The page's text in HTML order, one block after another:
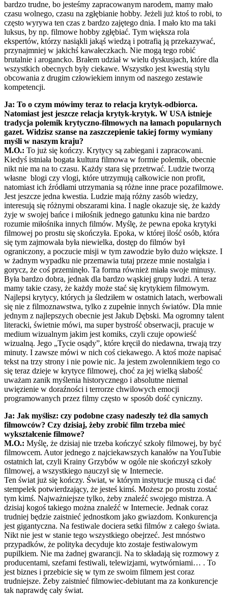
bardzo trudne, bo jesteśmy zapracowanym narodem, mamy mało
czasu wolnego, czasu na zgłębianie hobby. Jeżeli już ktoś to robi, to
często wyrywa ten czas z bardzo zajętego dnia. I mało kto ma taki
luksus, by np. filmowe hobby zgłębiać. Tym większa rola
ekspertów, którzy nasiąkli jakąś wiedzą i potrafią ją przekazywać,
przynajmniej w jakichś kawałeczkach. Nie mogą tego robić
brutalnie i arogancko. Brałem udział w wielu dyskusjach, które dla
wszystkich obecnych były ciekawe. Wszystko jest kwestią stylu
obcowania z drugim człowiekiem innym od naszego zestawie
kompetencji.
Ja: To o czym mówimy teraz to relacja krytyk-odbiorca.
Natomiast jest jeszcze relacja krytyk-krytyk. W USA istnieje
tradycja polemik krytyczno-filmowych na łamach popularnych
gazet. Widzisz szanse na zaszczepienie takiej formy wymiany
myśli w naszym kraju?
M.O.: To już się kończy. Krytycy są zabiegani i zapracowani.
Kiedyś istniała bogata kultura filmowa w formie polemik, obecnie
nikt nie ma na to czasu. Każdy stara się przetrwać. Ludzie tworzą
własne blogi czy vlogi, które utrzymują całkowicie non profit,
natomiast ich źródłami utrzymania są różne inne prace pozafilmowe.
Jest jeszcze jedna kwestia. Ludzie mają różny zasób wiedzy,
interesują się różnymi obszarami kina. I nagle okazuje się, że każdy
żyje w swojej bańce i miłośnik jednego gatunku kina nie bardzo
rozumie miłośnika innych filmów. Myślę, że pewna epoka krytyki
filmowej po prostu się skończyła. Epoka, w której ilość osób, która
się tym zajmowała była niewielka, dostęp do filmów był
ograniczony, a poczucie misji w tym zawodzie było dużo większe. I
w żadnym wypadku nie przemawia tutaj przeze mnie nostalgia i
gorycz, że coś przeminęło. Ta forma również miała swoje minusy.
Była bardzo dobra, jednak dla bardzo wąskiej grupy ludzi. A teraz
mamy takie czasy, że każdy może stać się krytykiem filmowym.
Najlepsi krytycy, których ja śledziłem w ostatnich latach, werbowali
się nie z filmoznawstwa, tylko z zupełnie innych światów. Dla mnie
jednym z najlepszych obecnie jest Jakub Dębski. Ma ogromny talent
literacki, świetnie mówi, ma super bystrość obserwacji, pracuje w
medium wizualnym jakim jest komiks, czyli czuje opowieść
wizualną. Jego „Tycie osądy”, które kręcił do niedawna, trwają trzy
minuty. I zawsze mówi w nich coś ciekawego. A ktoś może napisać
tekst na trzy strony i nie powie nic. Ja jestem zwolennikiem tego co
się teraz dzieje w krytyce filmowej, choć za jej wielką słabość
uważam zanik myślenia historycznego i absolutne niemal
uwięzienie w doraźności i terrorze chwilowych emocji
programowanych przez filmy często w sposób dość cyniczny.
Ja: Jak myślisz: czy podobne czasy nadeszły też dla samych
filmowców? Czy dzisiaj, żeby zrobić film trzeba mieć
wykształcenie filmowe?
M.O.: Myślę, że dzisiaj nie trzeba kończyć szkoły filmowej, by być
filmowcem. Autor jednego z najciekawszych kanałów na YouTubie
ostatnich lat, czyli Krainy Grzybów w ogóle nie skończył szkoły
filmowej, a wszystkiego nauczył się w Internecie.
Ten świat już się kończy. Świat, w którym instytucje muszą ci dać
stempelek potwierdzający, że jesteś kimś. Możesz po prostu zostać
tym kimś. Najważniejsze tylko, żeby znaleźć swojego mistrza. A
dzisiaj kogoś takiego można znaleźć w Internecie. Jednak coraz
trudniej będzie zaistnieć jednostkom jako gwiazdom. Konkurencja
jest gigantyczna. Na festiwale dociera setki filmów z całego świata.
Nikt nie jest w stanie tego wszystkiego obejrzeć. Jest mnóstwo
przypadków, że polityka decyduje kto zostaje festiwalowym
pupilkiem. Nie ma żadnej gwarancji. Na to składają się rozmowy z
producentami, szefami festiwali, telewizjami, wytwórniami… . To
jest biznes i przebicie się w tym ze swoim filmem jest coraz
trudniejsze. Żeby zaistnieć filmowiec-debiutant ma za konkurencje
tak naprawdę cały świat.